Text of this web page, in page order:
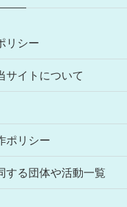
リシー
サイトについて
ポリシー
する団体や活動一覧